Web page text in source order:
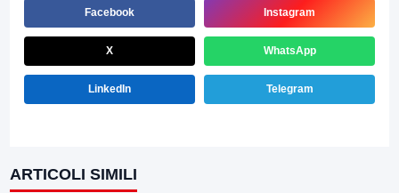
Facebook Instagram
X WhatsApp
LinkedIn Telegram
ARTICOLI SIMILI